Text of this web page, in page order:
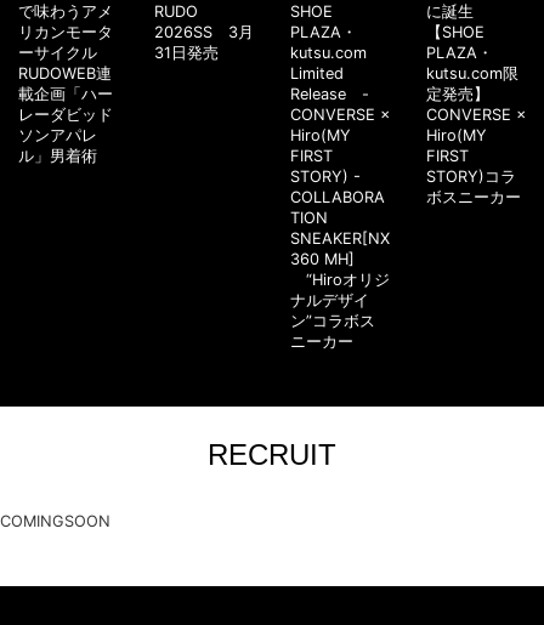
で味わうアメ
リカンモータ
ーサイクル
RUDOWEB連
載企画「ハー
レーダビッド
ソンアパレ
ル」男着術
RUDO
2026SS 3月
31日発売
SHOE
PLAZA・
kutsu.com
Limited
Release -
CONVERSE ×
Hiro(MY
FIRST
STORY) -
COLLABORA
TION
SNEAKER[NX
360 MH]
“Hiroオリジ
ナルデザイ
ン”コラボス
ニーカー
に誕生
【SHOE
PLAZA・
kutsu.com限
定発売】
CONVERSE ×
Hiro(MY
FIRST
STORY)コラ
ボスニーカー
RECRUIT
COMINGSOON